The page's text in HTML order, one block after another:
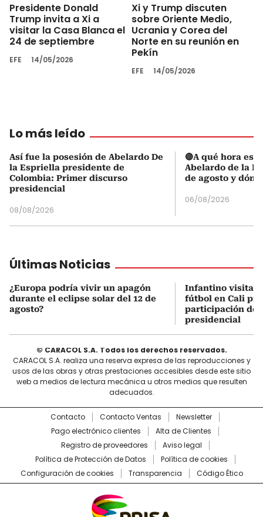
Presidente Donald
Trump invita a Xi a
visitar la Casa Blanca el
24 de septiembre
EFE 14/05/2026
Xi y Trump discuten
sobre Oriente Medio,
Ucrania y Corea del
Norte en su reunión en
Pekín
EFE 14/05/2026
Lo más leído
Así fue la posesión de Abelardo De
la Espriella presidente de
Colombia: Primer discurso
presidencial
08/08/2026
🔴A qué hora es
Abelardo de la
de agosto y
06/08/2026
Últimas Noticias
¿Europa podría vivir un apagón
durante el eclipse solar del 12 de
agosto?
Infantino visita
fútbol en Cali
participación de
presidencial
© CARACOL S.A. Todos los derechos reservados.
CARACOL S.A. realiza una reserva expresa de las reproducciones y
usos de las obras y otras prestaciones accesibles desde este sitio
web a medios de lectura mecánica u otros medios que resulten
adecuados.
Contacto Contacto Ventas
Newsletter
Pago electrónico clientes
Alta de Clientes
Registro de proveedores
Aviso legal
Política de Protección de Datos
Política de cookies
Configuración de cookies
Transparencia Código Ético